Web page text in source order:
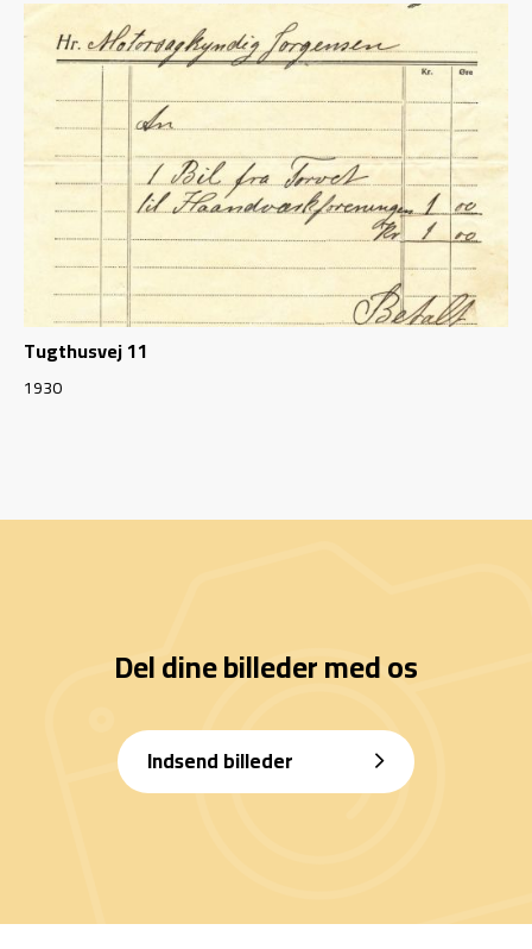
Tugthusvej 11
1930
Del dine billeder med os
Indsend billeder